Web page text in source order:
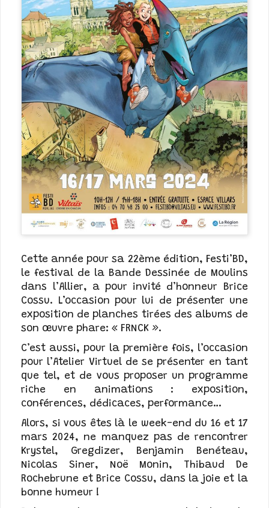
Cette année pour sa 22ème édition, Festi’BD,
le festival de la Bande Dessinée de Moulins
dans l’Allier, a pour invité d’honneur Brice
Cossu. L’occasion pour lui de présenter une
exposition de planches tirées des albums de
son œuvre phare: « FRNCK ».
C’est aussi, pour la première fois, l’occasion
pour l’Atelier Virtuel de se présenter en tant
que tel, et de vous proposer un programme
riche en animations : exposition,
conférences, dédicaces, performance…
Alors, si vous êtes là le week-end du 16 et 17
mars 2024, ne manquez pas de rencontrer
Krystel, Gregdizer, Benjamin Benéteau,
Nicolas Siner, Noë Monin, Thibaud De
Rochebrune et Brice Cossu, dans la joie et la
bonne humeur !